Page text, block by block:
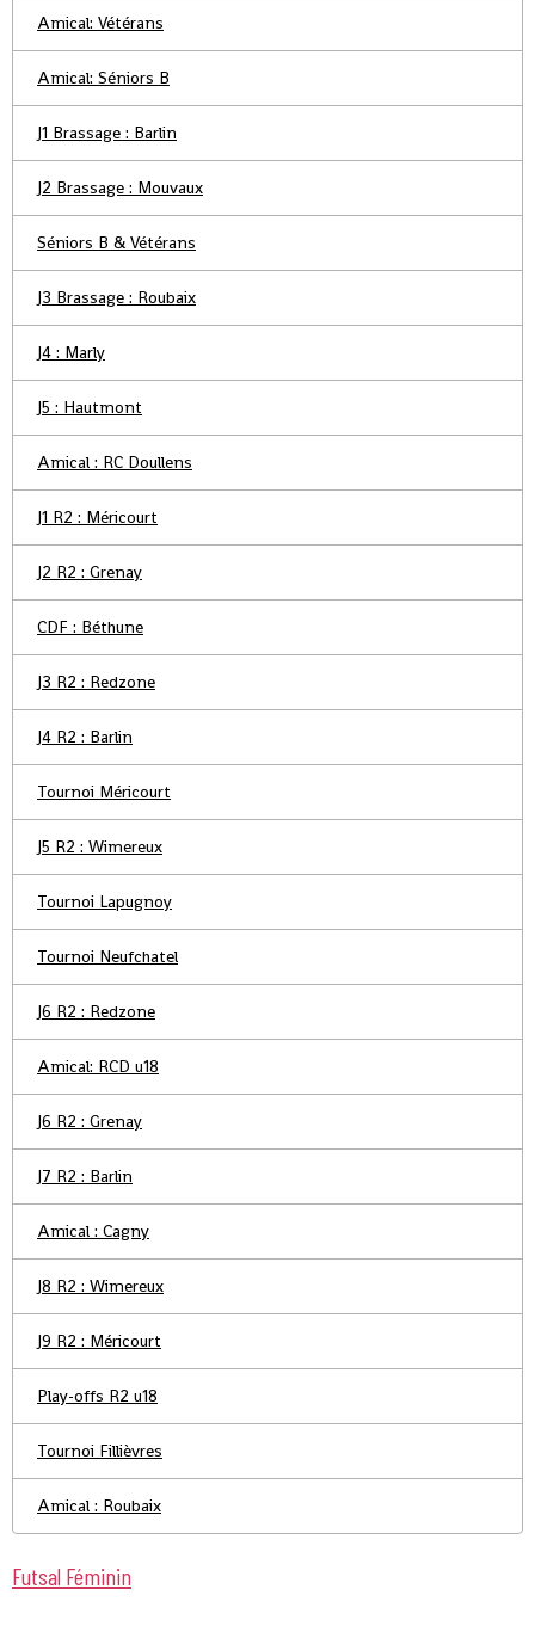
Amical: Vétérans
Amical: Séniors B
J1 Brassage : Barlin
J2 Brassage : Mouvaux
Séniors B & Vétérans
J3 Brassage : Roubaix
J4 : Marly
J5 : Hautmont
Amical : RC Doullens
J1 R2 : Méricourt
J2 R2 : Grenay
CDF : Béthune
J3 R2 : Redzone
J4 R2 : Barlin
Tournoi Méricourt
J5 R2 : Wimereux
Tournoi Lapugnoy
Tournoi Neufchatel
J6 R2 : Redzone
Amical: RCD u18
J6 R2 : Grenay
J7 R2 : Barlin
Amical : Cagny
J8 R2 : Wimereux
J9 R2 : Méricourt
Play-offs R2 u18
Tournoi Fillièvres
Amical : Roubaix
Futsal Féminin